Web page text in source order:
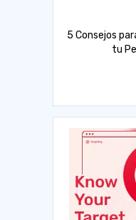
5 Consejos
tu